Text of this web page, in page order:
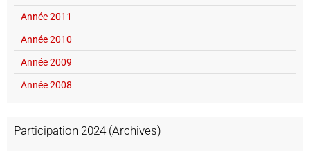
Année 2011
Année 2010
Année 2009
Année 2008
Participation 2024 (Archives)